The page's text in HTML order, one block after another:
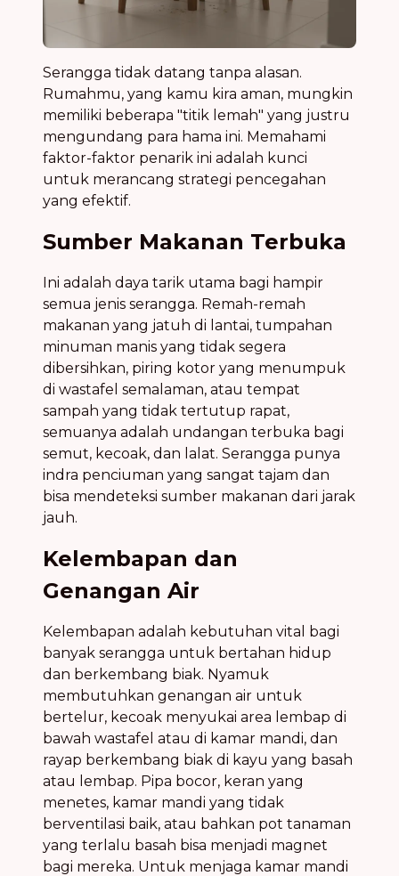
Serangga tidak datang tanpa alasan.
Rumahmu, yang kamu kira aman, mungkin
memiliki beberapa "titik lemah" yang justru
mengundang para hama ini. Memahami
faktor-faktor penarik ini adalah kunci
untuk merancang strategi pencegahan
yang efektif.
Sumber Makanan Terbuka
Ini adalah daya tarik utama bagi hampir
semua jenis serangga. Remah-remah
makanan yang jatuh di lantai, tumpahan
minuman manis yang tidak segera
dibersihkan, piring kotor yang menumpuk
di wastafel semalaman, atau tempat
sampah yang tidak tertutup rapat,
semuanya adalah undangan terbuka bagi
semut, kecoak, dan lalat. Serangga punya
indra penciuman yang sangat tajam dan
bisa mendeteksi sumber makanan dari jarak
jauh.
Kelembapan dan
Genangan Air
Kelembapan adalah kebutuhan vital bagi
banyak serangga untuk bertahan hidup
dan berkembang biak. Nyamuk
membutuhkan genangan air untuk
bertelur, kecoak menyukai area lembap di
bawah wastafel atau di kamar mandi, dan
rayap berkembang biak di kayu yang basah
atau lembap. Pipa bocor, keran yang
menetes, kamar mandi yang tidak
berventilasi baik, atau bahkan pot tanaman
yang terlalu basah bisa menjadi magnet
bagi mereka. Untuk menjaga kamar mandi